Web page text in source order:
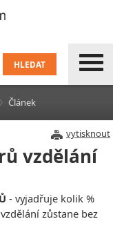
Článek
vytisknout
vzdělání
- vyjadřuje kolik %
zůstane bez